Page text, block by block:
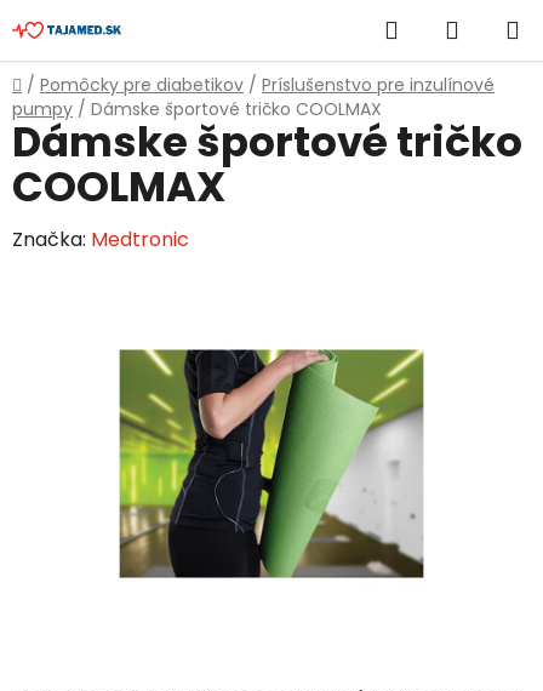
na
obsah
Hľadať
KOŠÍK
Domov
/ Pomôcky pre diabetikov / Príslušenstvo pre inzulínové
pumpy / Dámske športové tričko COOLMAX
Dámske športové tričko
COOLMAX
Značka: Medtronic